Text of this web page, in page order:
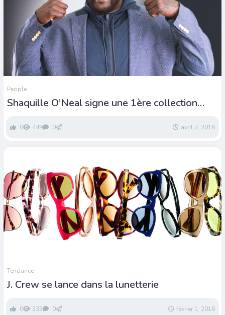
People
Shaquille O’Neal signe une 1ère collection
0 449 0 avril 2, 2016
Tendance
J. Crew se lance dans la lunetterie
0 333 0 février 1, 2016